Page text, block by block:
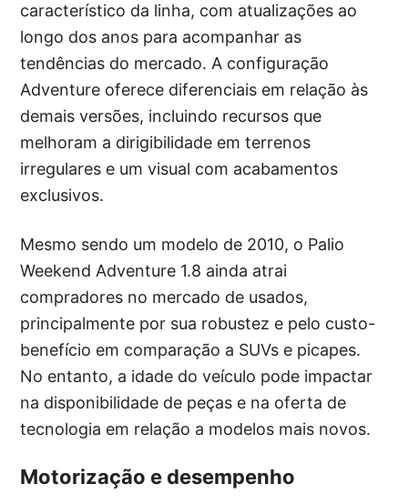
característico da linha, com atualizações ao
longo dos anos para acompanhar as
tendências do mercado. A configuração
Adventure oferece diferenciais em relação às
demais versões, incluindo recursos que
melhoram a dirigibilidade em terrenos
irregulares e um visual com acabamentos
exclusivos.
Mesmo sendo um modelo de 2010, o Palio
Weekend Adventure 1.8 ainda atrai
compradores no mercado de usados,
principalmente por sua robustez e pelo custo-
benefício em comparação a SUVs e picapes.
No entanto, a idade do veículo pode impactar
na disponibilidade de peças e na oferta de
tecnologia em relação a modelos mais novos.
Motorização e desempenho